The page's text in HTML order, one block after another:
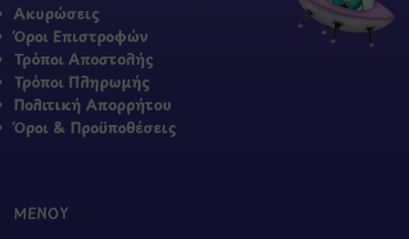
Ακυρώσεις
Όροι Επιστροφών
Τρόποι Αποστολής
Τρόποι Πληρωμής
Πολιτική Απορρήτου
Όροι & Προϋποθέσεις
ΜΕΝΟΥ